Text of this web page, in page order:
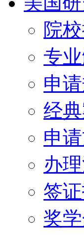
院
专
申
经
申
办
签
奖